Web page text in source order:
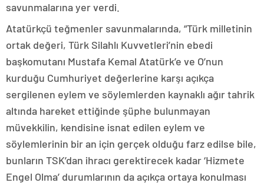
savunmalarına yer verdi.
Atatürkçü teğmenler savunmalarında, “Türk milletinin
ortak değeri, Türk Silahlı Kuvvetleri’nin ebedi
başkomutanı Mustafa Kemal Atatürk’e ve O’nun
kurduğu Cumhuriyet değerlerine karşı açıkça
sergilenen eylem ve söylemlerden kaynaklı ağır tahrik
altında hareket ettiğinde şüphe bulunmayan
müvekkilin, kendisine isnat edilen eylem ve
söylemlerinin bir an için gerçek olduğu farz edilse bile,
bunların TSK’dan ihracı gerektirecek kadar ‘Hizmete
Engel Olma’ durumlarının da açıkça ortaya konulması